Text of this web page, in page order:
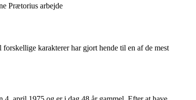
Prætorius arbejde
karakterer har gjort hende til en af de mest